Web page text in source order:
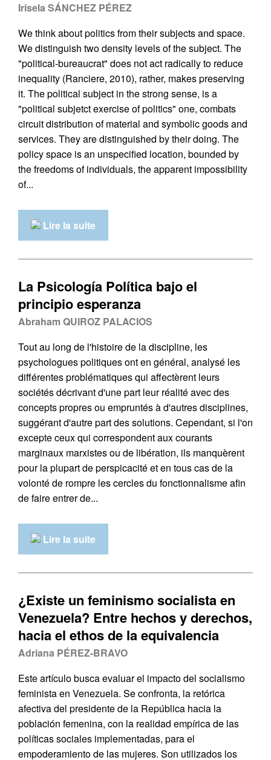
Irisela SÁNCHEZ PÉREZ
We think about politics from their subjects and space.
We distinguish two density levels of the subject. The
"political-bureaucrat" does not act radically to reduce
inequality (Ranciere, 2010), rather, makes preserving
it. The political subject in the strong sense, is a
"political subjetct exercise of politics" one, combats
circuit distribution of material and symbolic goods and
services. They are distinguished by their doing. The
policy space is an unspecified location, bounded by
the freedoms of individuals, the apparent impossibility
of...
Lire la suite
La Psicología Política bajo el
principio esperanza
Abraham QUIROZ PALACIOS
Tout au long de l'histoire de la discipline, les
psychologues politiques ont en général, analysé les
différentes problématiques qui affectèrent leurs
sociétés décrivant d'une part leur réalité avec des
concepts propres ou empruntés à d'autres disciplines,
suggérant d'autre part des solutions. Cependant, si l'on
excepte ceux qui correspondent aux courants
marginaux marxistes ou de libération, ils manquèrent
pour la plupart de perspicacité et en tous cas de la
volonté de rompre les cercles du fonctionnalisme afin
de faire entrer de...
Lire la suite
¿Existe un feminismo socialista en
Venezuela? Entre hechos y derechos,
hacia el ethos de la equivalencia
Adriana PÉREZ-BRAVO
Este artículo busca evaluar el impacto del socialismo
feminista en Venezuela. Se confronta, la retórica
afectiva del presidente de la República hacia la
población femenina, con la realidad empírica de las
políticas sociales implementadas, para el
empoderamiento de las mujeres. Son utilizados los